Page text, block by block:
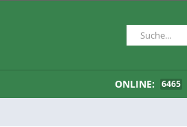
ONLINE: 6465